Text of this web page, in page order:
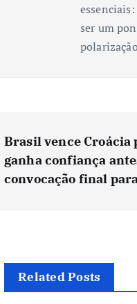
ser um
Brasil vence Croácia
ganha confiança
convocação final
Related Posts